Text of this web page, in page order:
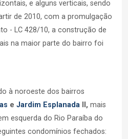
e alguns verticais, sendo
de 2010, com a promulgação
- LC 428/10, a construção de
na maior parte do bairro foi
à noroeste dos bairros
e Jardim Esplanada II, mais
esquerda do Rio Paraíba do
condomínios fechados: